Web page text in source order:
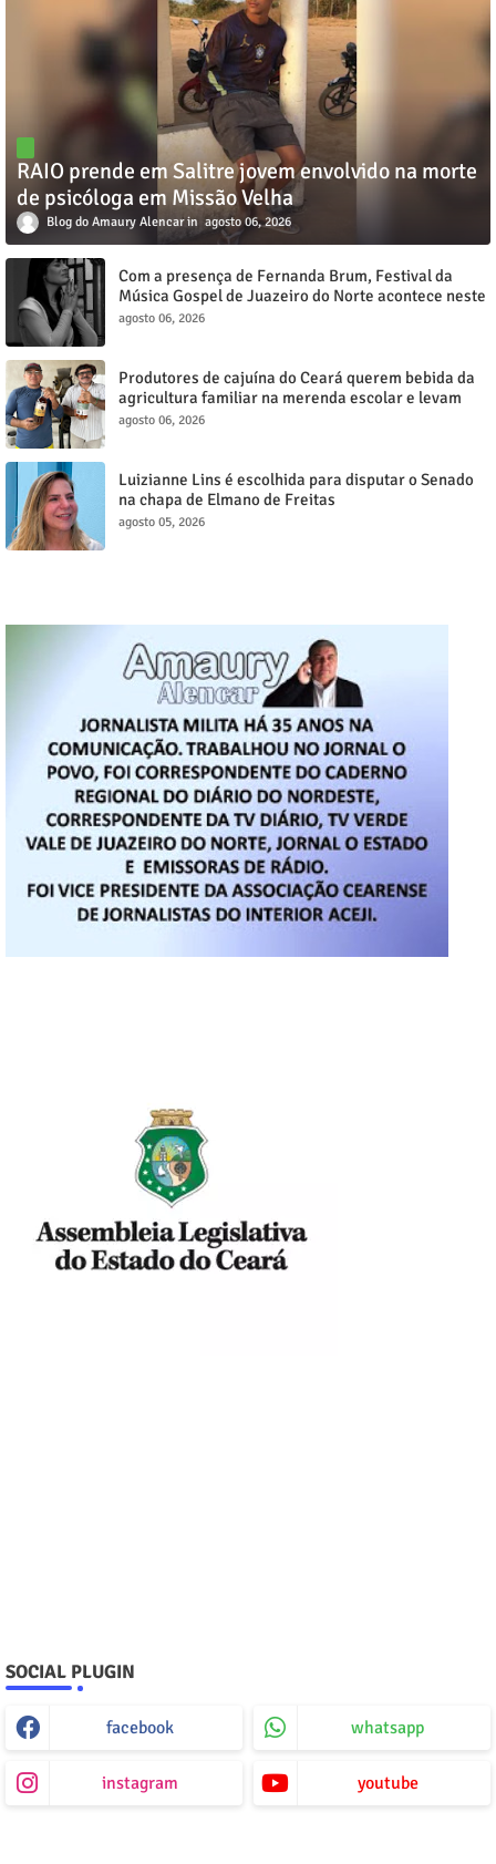
RAIO prende em Salitre jovem envolvido na morte
de psicóloga em Missão Velha
Blog do Amaury Alencar agosto 06, 2026
Com a presença de Fernanda Brum, Festival da
Música Gospel de Juazeiro do Norte acontece neste
sábado, 8
agosto 06, 2026
Produtores de cajuína do Ceará querem bebida da
agricultura familiar na merenda escolar e levam
reivindicação à agenda política
agosto 06, 2026
Luizianne Lins é escolhida para disputar o Senado
na chapa de Elmano de Freitas
agosto 05, 2026
SOCIAL PLUGIN
facebook whatsapp
instagram youtube